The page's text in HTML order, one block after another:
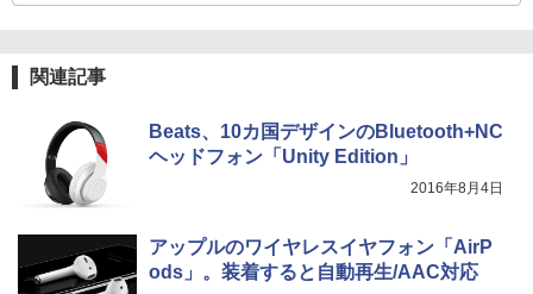
関連記事
Beats、10カ国デザインのBluetooth+NC
ヘッドフォン「Unity Edition」
2016年8月4日
アップルのワイヤレスイヤフォン「AirP
ods」。装着すると自動再生/AAC対応